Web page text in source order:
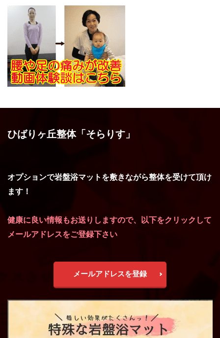
ひばりヶ丘整体「そらりす」
オプションで岩盤浴マットを敷きながら整体を受けて頂け
ます！
健康に良い情報もお送りしますので、以下をクリックして
メールアドレスをご登録下さい
メールアドレスを登録